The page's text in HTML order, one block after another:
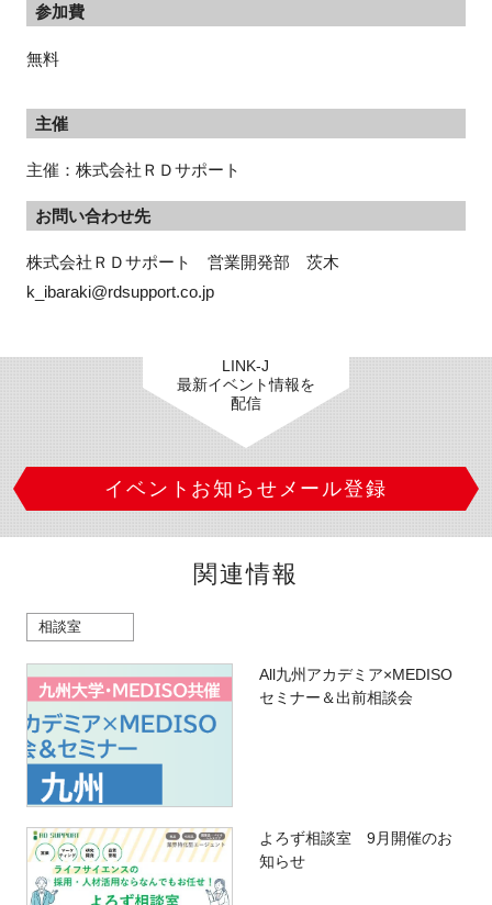
参加費
無料
主催
主催：株式会社ＲＤサポート
お問い合わせ先
株式会社ＲＤサポート　営業開発部　茨木
k_ibaraki@rdsupport.co.jp
LINK-J
最新イベント情報を
配信
イベントお知らせメール登録
関連情報
相談室
All九州アカデミア×MEDISO
セミナー＆出前相談会
よろず相談室 9月開催のお
知らせ